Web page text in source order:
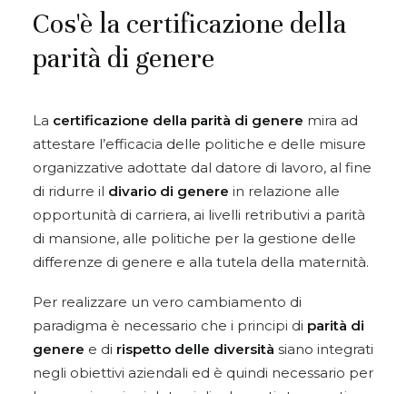
Cos'è la certificazione della
parità di genere
La certificazione della parità di genere mira ad
attestare l’efficacia delle politiche e delle misure
organizzative adottate dal datore di lavoro, al fine
di ridurre il divario di genere in relazione alle
opportunità di carriera, ai livelli retributivi a parità
di mansione, alle politiche per la gestione delle
differenze di genere e alla tutela della maternità.
Per realizzare un vero cambiamento di
paradigma è necessario che i principi di parità di
genere e di rispetto delle diversità siano integrati
negli obiettivi aziendali ed è quindi necessario per